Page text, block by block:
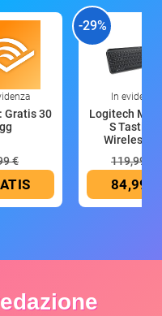
Gratis 30
gg
€
-29%
In evidenza
Logitech MX
S Tastiera
Wireless
119,99 €
84,99 €